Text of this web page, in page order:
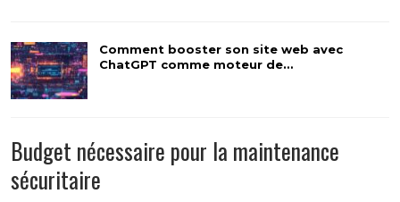
Comment booster son site web avec
ChatGPT comme moteur de…
Budget nécessaire pour la maintenance
sécuritaire